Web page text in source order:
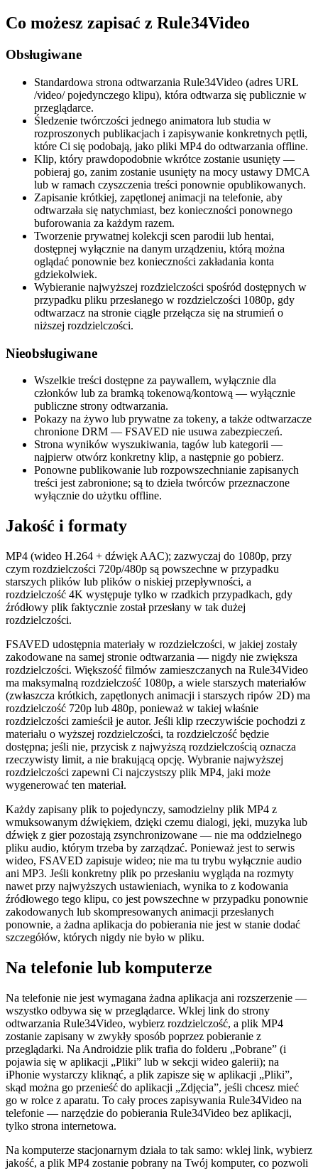
Co możesz zapisać z Rule34Video
Obsługiwane
Standardowa strona odtwarzania Rule34Video (adres URL
/video/ pojedynczego klipu), która odtwarza się publicznie w
przeglądarce.
Śledzenie twórczości jednego animatora lub studia w
rozproszonych publikacjach i zapisywanie konkretnych pętli,
które Ci się podobają, jako pliki MP4 do odtwarzania offline.
Klip, który prawdopodobnie wkrótce zostanie usunięty —
pobieraj go, zanim zostanie usunięty na mocy ustawy DMCA
lub w ramach czyszczenia treści ponownie opublikowanych.
Zapisanie krótkiej, zapętlonej animacji na telefonie, aby
odtwarzała się natychmiast, bez konieczności ponownego
buforowania za każdym razem.
Tworzenie prywatnej kolekcji scen parodii lub hentai,
dostępnej wyłącznie na danym urządzeniu, którą można
oglądać ponownie bez konieczności zakładania konta
gdziekolwiek.
Wybieranie najwyższej rozdzielczości spośród dostępnych w
przypadku pliku przesłanego w rozdzielczości 1080p, gdy
odtwarzacz na stronie ciągle przełącza się na strumień o
niższej rozdzielczości.
Nieobsługiwane
Wszelkie treści dostępne za paywallem, wyłącznie dla
członków lub za bramką tokenową/kontową — wyłącznie
publiczne strony odtwarzania.
Pokazy na żywo lub prywatne za tokeny, a także odtwarzacze
chronione DRM — FSAVED nie usuwa zabezpieczeń.
Strona wyników wyszukiwania, tagów lub kategorii —
najpierw otwórz konkretny klip, a następnie go pobierz.
Ponowne publikowanie lub rozpowszechnianie zapisanych
treści jest zabronione; są to dzieła twórców przeznaczone
wyłącznie do użytku offline.
Jakość i formaty
MP4 (wideo H.264 + dźwięk AAC); zazwyczaj do 1080p, przy
czym rozdzielczości 720p/480p są powszechne w przypadku
starszych plików lub plików o niskiej przepływności, a
rozdzielczość 4K występuje tylko w rzadkich przypadkach, gdy
źródłowy plik faktycznie został przesłany w tak dużej
rozdzielczości.
FSAVED udostępnia materiały w rozdzielczości, w jakiej zostały
zakodowane na samej stronie odtwarzania — nigdy nie zwiększa
rozdzielczości. Większość filmów zamieszczanych na Rule34Video
ma maksymalną rozdzielczość 1080p, a wiele starszych materiałów
(zwłaszcza krótkich, zapętlonych animacji i starszych ripów 2D) ma
rozdzielczość 720p lub 480p, ponieważ w takiej właśnie
rozdzielczości zamieścił je autor. Jeśli klip rzeczywiście pochodzi z
materiału o wyższej rozdzielczości, ta rozdzielczość będzie
dostępna; jeśli nie, przycisk z najwyższą rozdzielczością oznacza
rzeczywisty limit, a nie brakującą opcję. Wybranie najwyższej
rozdzielczości zapewni Ci najczystszy plik MP4, jaki może
wygenerować ten materiał.
Każdy zapisany plik to pojedynczy, samodzielny plik MP4 z
wmuksowanym dźwiękiem, dzięki czemu dialogi, jęki, muzyka lub
dźwięk z gier pozostają zsynchronizowane — nie ma oddzielnego
pliku audio, którym trzeba by zarządzać. Ponieważ jest to serwis
wideo, FSAVED zapisuje wideo; nie ma tu trybu wyłącznie audio
ani MP3. Jeśli konkretny plik po przesłaniu wygląda na rozmyty
nawet przy najwyższych ustawieniach, wynika to z kodowania
źródłowego tego klipu, co jest powszechne w przypadku ponownie
zakodowanych lub skompresowanych animacji przesłanych
ponownie, a żadna aplikacja do pobierania nie jest w stanie dodać
szczegółów, których nigdy nie było w pliku.
Na telefonie lub komputerze
Na telefonie nie jest wymagana żadna aplikacja ani rozszerzenie —
wszystko odbywa się w przeglądarce. Wklej link do strony
odtwarzania Rule34Video, wybierz rozdzielczość, a plik MP4
zostanie zapisany w zwykły sposób poprzez pobieranie z
przeglądarki. Na Androidzie plik trafia do folderu „Pobrane” (i
pojawia się w aplikacji „Pliki” lub w sekcji wideo galerii); na
iPhonie wystarczy kliknąć, a plik zapisze się w aplikacji „Pliki”,
skąd można go przenieść do aplikacji „Zdjęcia”, jeśli chcesz mieć
go w rolce z aparatu. To cały proces zapisywania Rule34Video na
telefonie — narzędzie do pobierania Rule34Video bez aplikacji,
tylko strona internetowa.
Na komputerze stacjonarnym działa to tak samo: wklej link, wybierz
jakość, a plik MP4 zostanie pobrany na Twój komputer, co pozwoli